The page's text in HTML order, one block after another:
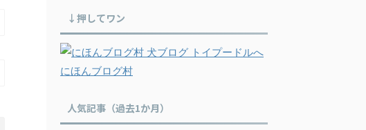
↓押してワン
にほんブログ村
人気記事（過去1か月）